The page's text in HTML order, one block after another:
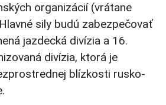
organizácií (vrátane
sily budú zabezpečovať
jazdecká divízia a 16.
divízia, ktorá je
blízkosti rusko-